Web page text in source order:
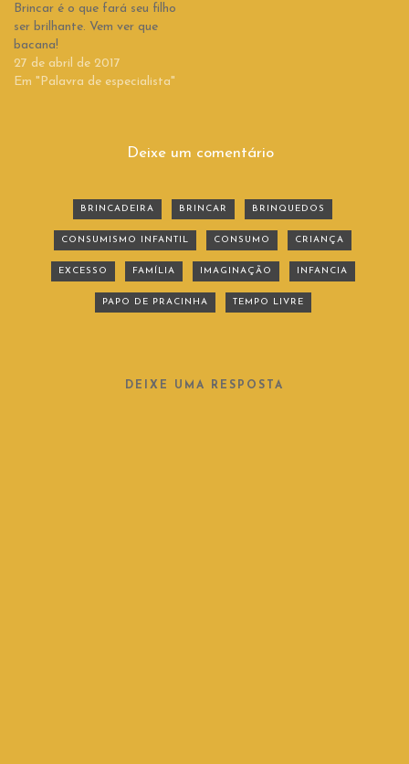
Brincar é o que fará seu filho
ser brilhante. Vem ver que
bacana!
27 de abril de 2017
Em "Palavra de especialista"
Deixe um comentário
BRINCADEIRA BRINCAR BRINQUEDOS
CONSUMISMO INFANTIL CONSUMO CRIANÇA
EXCESSO FAMÍLIA IMAGINAÇÃO INFANCIA
PAPO DE PRACINHA TEMPO LIVRE
DEIXE UMA RESPOSTA